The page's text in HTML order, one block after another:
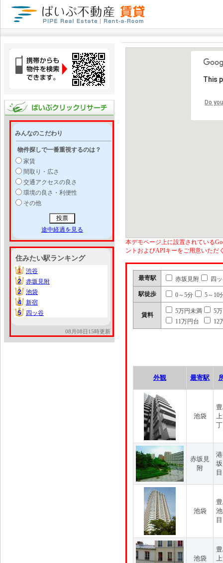
みんなのこだわり
物件探しで一番重視するのは？
家賃
間取り・広さ
交通アクセスの良さ
環境の良さ・利便性
その他
途中経過を見る
住みたい駅ランキング
1
1
渋谷
2
2
赤坂見附
2
2
池袋
4
4
新宿
5
5 四ッ谷
08月08日15時更新
This
Do
本デモページ上に設置されている
ントおよびAPIキーをご用意いただ
最寄駅 赤坂見附 四
駅徒歩 0～5分 5～10
賃料
5万円未満
5
11万円台
12
外観 最寄駅
池袋
赤坂見
附
目
池袋
目
池袋